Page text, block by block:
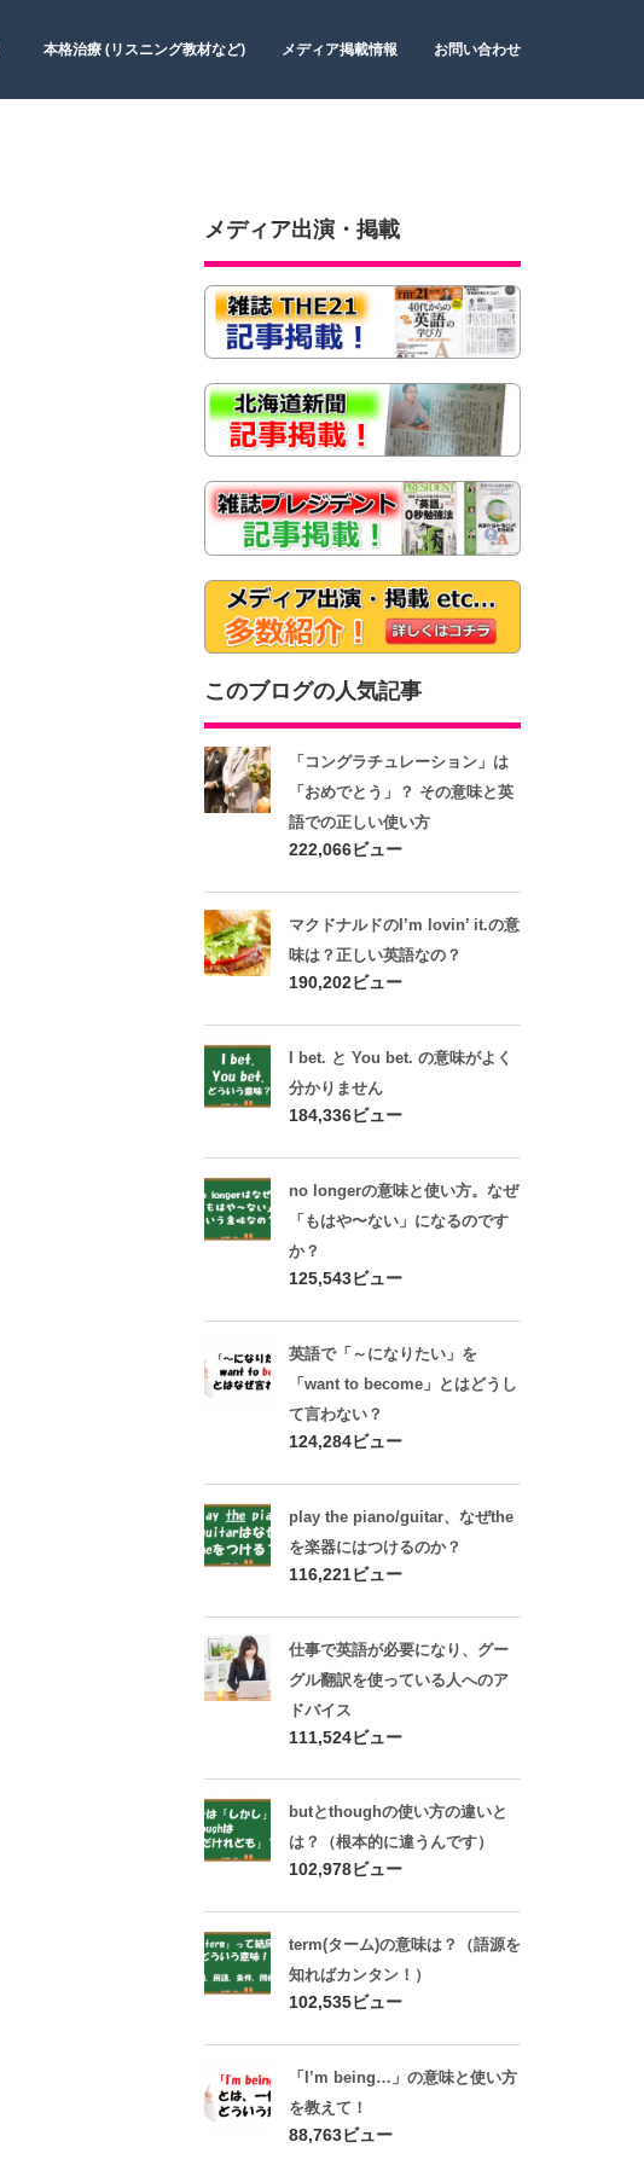
本格治療 (リスニング教材など) メディア掲載情報 お問い合わせ
メディア出演・掲載
このブログの人気記事
「コングラチュレーション」は
「おめでとう」？ その意味と英
語での正しい使い方
222,066ビュー
マクドナルドのI’m lovin’ it.の意
味は？正しい英語なの？
190,202ビュー
I bet. と You bet. の意味がよく
分かりません
184,336ビュー
no longerの意味と使い方。なぜ
「もはや〜ない」になるのです
か？
125,543ビュー
英語で「～になりたい」を
「want to become」とはどうし
て言わない？
124,284ビュー
play the piano/guitar、なぜthe
を楽器にはつけるのか？
116,221ビュー
仕事で英語が必要になり、グー
グル翻訳を使っている人へのア
ドバイス
111,524ビュー
butとthoughの使い方の違いと
は？（根本的に違うんです）
102,978ビュー
term(ターム)の意味は？（語源を
知ればカンタン！）
102,535ビュー
「I’m being…」の意味と使い方
を教えて！
88,763ビュー